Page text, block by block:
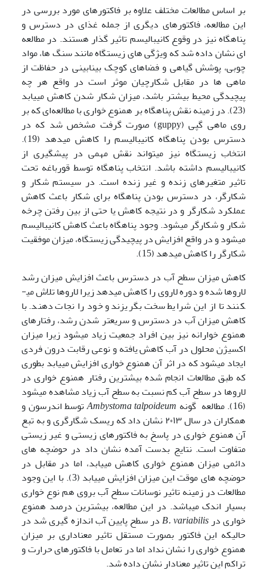
بر اساس مطالعات مختلف علاوه بر فاکتورهای مورد بررسی در
این مطالعه، فاکتورهای دیگری از جمله غذای در دسترس و
پناهگاه نیز در وقوع کانیبالیسم تاثیر گذار هستند. در مطالعه
ای نشان داده شد که ویژگی های زیستگاه مانند سنگ ها، مواد
چوبی، پوشش گیاهی و فضاهای کوچک بینابینی در حفاظت از
ماهی ها در مقابل شکارچیان موثر است در واقع هر چه
پیچیدگی محیط بیشتر باشد، میزان شکار شدن کاهش می­یابد
(23). در زمینه نقش پناهگاه بر همنوع خواری با مطالعه‌ای که بر
روی ماهی گپی (guppy) صورت گرفت مشخص شد که در
دسترس بودن پناهگاه کانیبالیسم را کاهش می­دهد (19).
انتخاب زیستگاه نیز می­تواند نقش مهمی در پیشگیری از
کانیبالیسم داشته باشد. انتخاب پناهگاه توسط قورباغه تحت
تاثیر متغیرهای زنده و غیر زنده است. در سیستم شکار و
شکارگر، در دسترس بودن پناهگاه برای شکار باعث کاهش
عملکرد شکارگر و در نتیجه کاهش یا حتی از بین رفتن چرخه
شکار و شکارگر می­شود. وجود پناهگاه باعث کاهش کانیبالیسم
می­شود و در واقع افزایش در پیچیدگی زیستگاه، میزان موفقیت
شکارگر را کاهش می‍دهد (15).
کاهش میزان سطح آب در دسترس باعث افزایش میزان رشد
لاروها شده و دوره لاروی را کاهش می­دهد زیرا لاروها تلاش می­
کنند تا از این شرایط سخت بگریزند و خود را نجات دهند. با
کاهش میزان آب در دسترس و سریع­تر شدن رشد، رفتارهای
همنوع خوارانه نیز بین افراد جمعیت زیاد می­شود زیرا میزان
اکسیژن محلول در آب کاهش یافته و نوعی رقابت درون فردی
ایجاد می­شود که در اثر آن همنوع خواری افزایش می­یابد بطوری
که طبق مطالعات انجام شده بیشترین رفتار همنوع خواری در
لاروها در سطح آب کم نسبت به سطح آب زیاد مشاهده می­شود
(16). مطالعه گونه
Ambystoma talpoideumتوسط اندرسون و
همکاران در سال ۲۰۱۳ نشان داد که ریسک شگارگری و به تبع
آن همنوع خواری در پاسخ به فاکتورهای زیستی و غیر زیستی
متفاوت است. نتایج بدست آمده نشان داد در حوضچه های
دائمی میزان همنوع خواری کاهش می­یابد، اما در مقابل در
حوضچه های موقت این میزان افزایش می­یابد (3). با این وجود
مطالعات در زمینه تاثیر نوسانات سطح آب بروی هم نوع خواری
بسیار اندک می­باشد. در این مطالعه، بیشترین درصد همنوع
خواری درB. variabilisدر سطح پایین آب اندازه گیری شد در
حالیکه این فاکتور بصورت مستقل تاثیر معناداری بر میزان
همنوع خواری را نشان نداد اما در تعامل با فاکتورهای حرارت و
تراکم این تاثیر معنادار نشان داده شد.